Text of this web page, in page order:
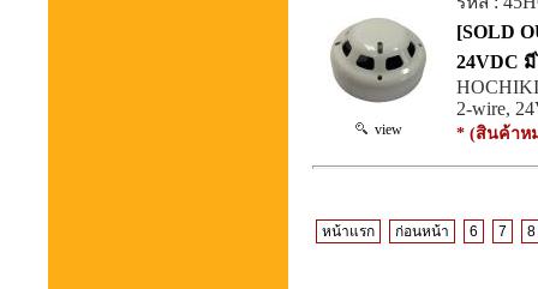
view
[SOLD
24VDC
HOCHIKI
2-wire,
* (สินค้าห
หน้าแรก ก่อนหน้า 6 7 8